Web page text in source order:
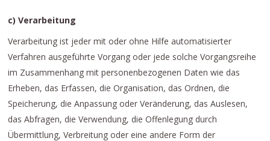
c) Verarbeitung
Verarbeitung ist jeder mit oder ohne Hilfe automatisierter
Verfahren ausgeführte Vorgang oder jede solche Vorgangsreihe
im Zusammenhang mit personenbezogenen Daten wie das
Erheben, das Erfassen, die Organisation, das Ordnen, die
Speicherung, die Anpassung oder Veränderung, das Auslesen,
das Abfragen, die Verwendung, die Offenlegung durch
Übermittlung, Verbreitung oder eine andere Form der